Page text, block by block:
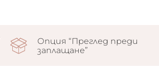
Опция “Преглед преди
заплащане”